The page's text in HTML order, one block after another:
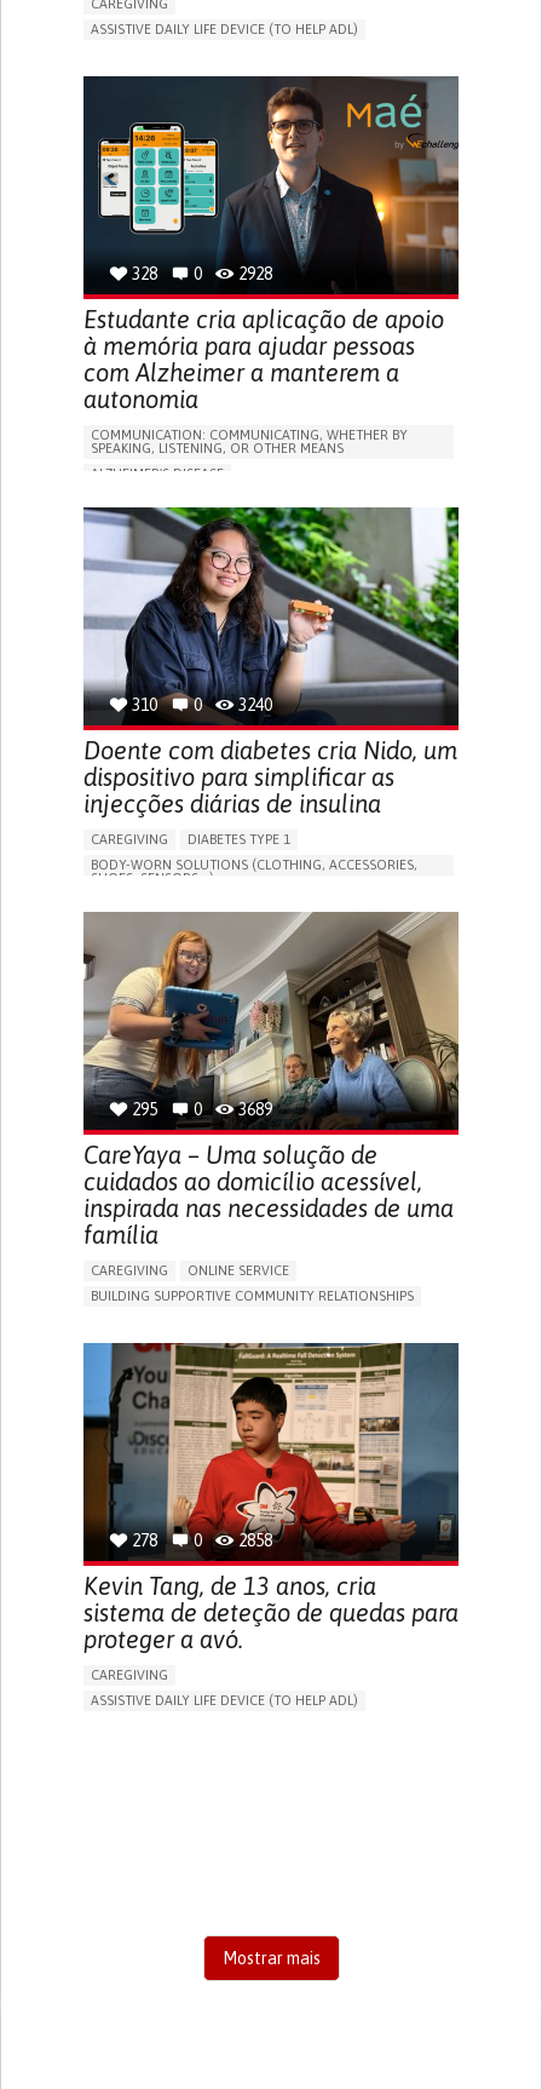
CAREGIVING
ASSISTIVE DAILY LIFE DEVICE (TO HELP ADL)
MAINTAINING BALANCE AND MOBILITY
PREVENTING (VACCINATION, PROTECTION, FALLS,
GENERAL AND FAMILY MEDICINE
CAREGIVER SUPPORT
UNITED STATES
328 0 2928
Estudante cria aplicação de apoio
à memória para ajudar pessoas
com Alzheimer a manterem a
autonomia
COMMUNICATION: COMMUNICATING, WHETHER BY
SPEAKING, LISTENING, OR OTHER MEANS
ALZHEIMER'S DISEASE
MEMORY LOSS
PROMOTING SELF-MANAGEMENT
MANAGING NEUROLOGICAL DISORDERS
CAREGIVING SUPPORT
GENERAL AND FAMILY MEDICINE
NEUROLOGY
FRANCE
310 0 3240
Doente com diabetes cria Nido, um
dispositivo para simplificar as
injecções diárias de insulina
CAREGIVING
DIABETES TYPE 1
BODY-WORN SOLUTIONS (CLOTHING, ACCESSORIES,
SHOES, SENSORS...)
295 0 3689
CareYaya – Uma solução de
cuidados ao domicílio acessível,
inspirada nas necessidades de uma
família
CAREGIVING
ONLINE SERVICE
BUILDING SUPPORTIVE COMMUNITY RELATIONSHIPS
GENERAL AND FAMILY MEDICINE
AGING
CAREGIVER SUPPORT
UNITED STATES
278 0 2858
Kevin Tang, de 13 anos, cria
sistema de deteção de quedas para
proteger a avó.
CAREGIVING
ASSISTIVE DAILY LIFE DEVICE (TO HELP ADL)
Mostrar mais